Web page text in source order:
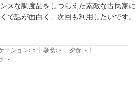
スな調度品をしつらえた素敵な古民家に
で話が面白く、次回も利用したいです。
ーション: 5 | 朝食: - | 夕食: - |
: -